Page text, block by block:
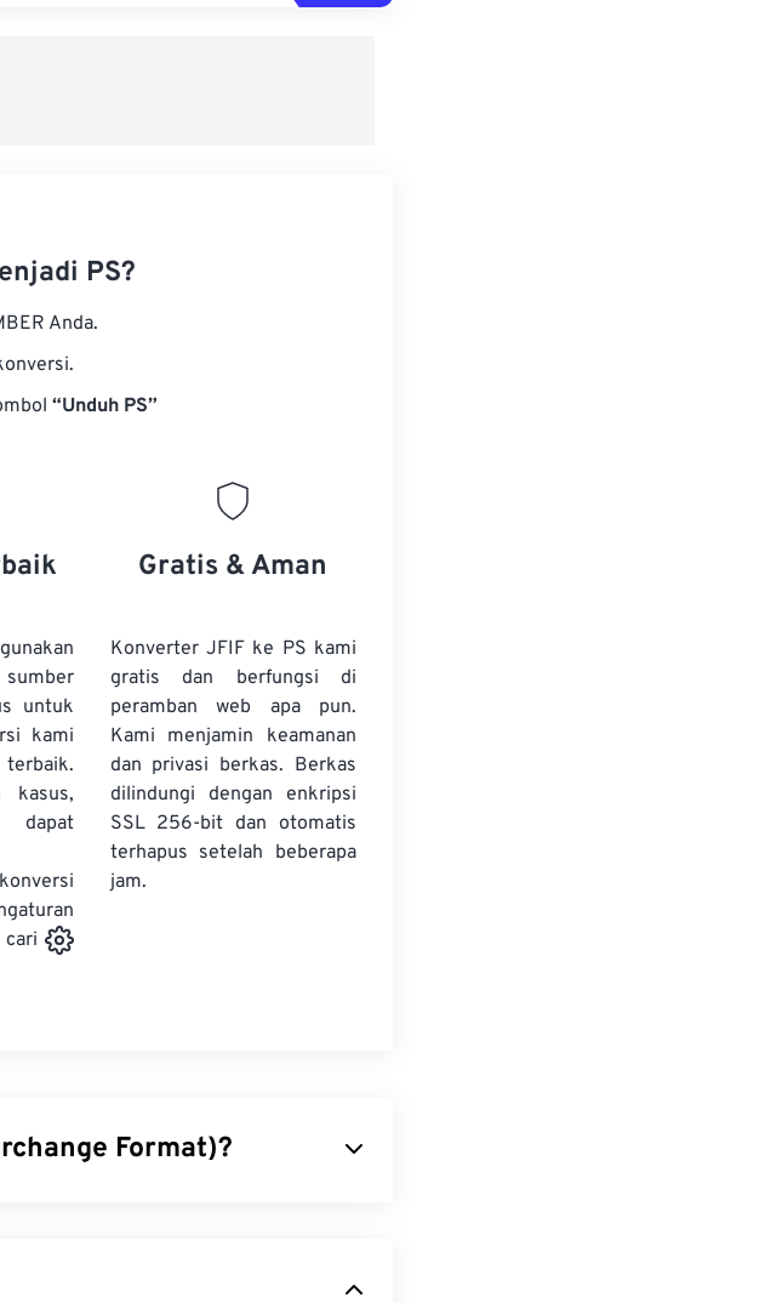
PS?
Anda.
“Unduh PS”
untuk
kami
kasus,
cari
Gratis & Aman
Konverter JFIF ke PS kami
gratis dan berfungsi di
peramban web apa pun.
Kami menjamin keamanan
dan privasi berkas. Berkas
dilindungi dengan enkripsi
SSL 256-bit dan otomatis
terhapus setelah beberapa
jam.
Format)?
ini, dan kompresi serta struktur